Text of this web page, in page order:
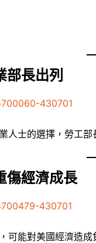
長出列
430701
人士的選擇，勞工
傷經濟成長
430701
可能對美國經濟造